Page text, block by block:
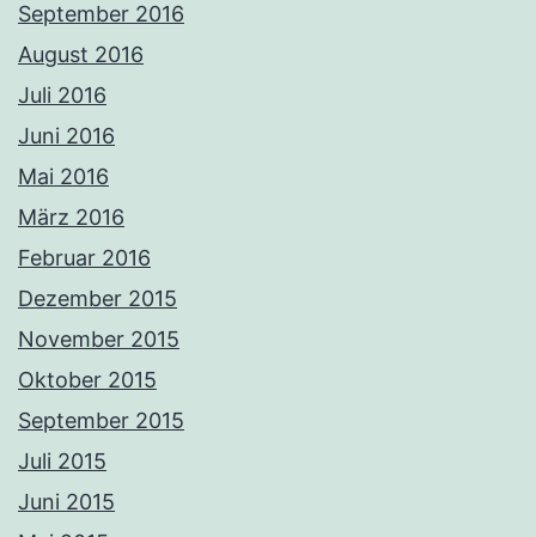
September 2016
August 2016
Juli 2016
Juni 2016
Mai 2016
März 2016
Februar 2016
Dezember 2015
November 2015
Oktober 2015
September 2015
Juli 2015
Juni 2015